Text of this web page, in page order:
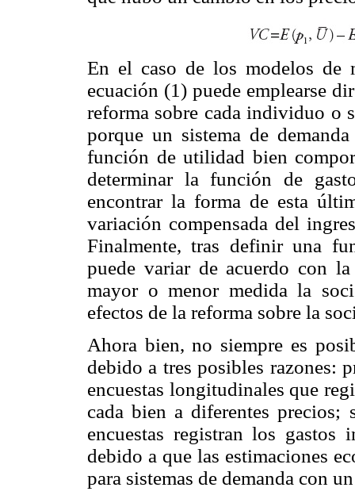
En el caso de los modelos de
ecuación (1) puede emplearse
reforma sobre cada individuo o
porque un sistema de
función de utilidad bien
determinar la función de
encontrar la forma de esta
variación compensada del
Finalmente, tras definir una
puede variar de acuerdo con
mayor o menor medida la
efectos de la reforma sobre la
Ahora bien, no siempre es
debido a tres posibles razones:
encuestas longitudinales que
cada bien a diferentes precios;
encuestas registran los
debido a que las estimaciones
para sistemas de demanda con